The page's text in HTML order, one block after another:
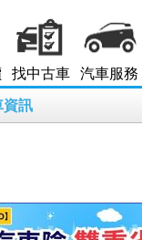
找中古車 汽車服務
資訊